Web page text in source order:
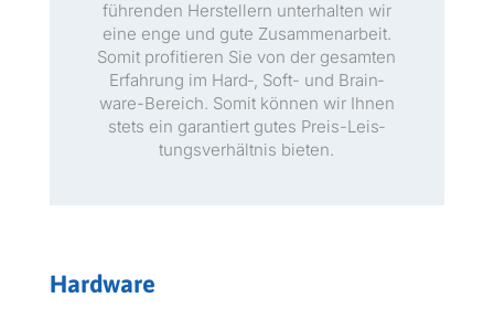
führen­den Her­stellern unter­hal­ten wir
eine enge und gute Zusam­me­nar­beit.
Somit prof­i­tieren Sie von der gesamten
Erfahrung im Hard‑, Soft- und Brain­
ware-Bere­ich. Somit kön­nen wir Ihnen
stets ein garantiert gutes Preis-Leis­
tungsver­hält­nis bieten.
Hardware